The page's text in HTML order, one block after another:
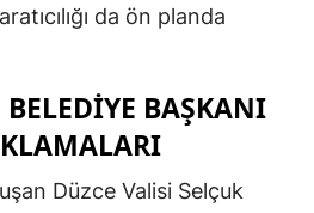
Kütahya
Manisa
Kahramanmaraş
da ön planda
BAŞKANI
Düzce Valisi Selçuk